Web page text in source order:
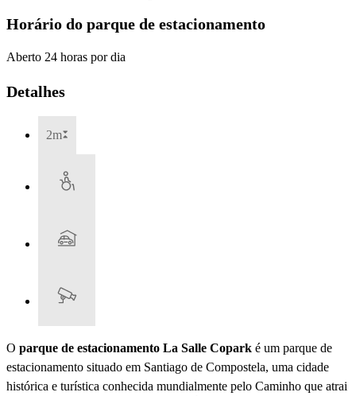
Horário do parque de estacionamento
Aberto 24 horas por dia
Detalhes
2m
O parque de estacionamento La Salle Copark é um parque de
estacionamento situado em Santiago de Compostela, uma cidade
histórica e turística conhecida mundialmente pelo Caminho que atrai